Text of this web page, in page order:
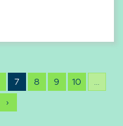
7 8 9 10 ...
›